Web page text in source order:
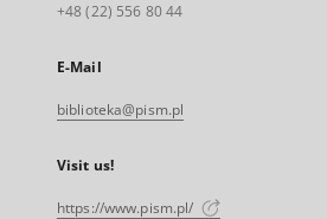
+48 (22) 556 80 44
E-Mail
biblioteka@pism.pl
Visit us!
https://www.pism.pl/